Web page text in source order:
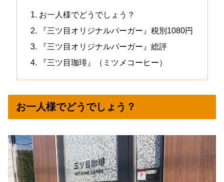
お一人様でどうでしょう？
『三ツ目オリジナルバーガー』税別1080円
『三ツ目オリジナルバーガー』総評
『三ツ目珈琲』（ミツメコーヒー）
お一人様でどうでしょう？